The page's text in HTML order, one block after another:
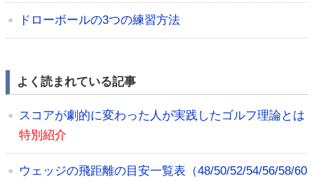
ドローボールの3つの練習方法
よく読まれている記事
スコアが劇的に変わった人が実践したゴルフ理論とは
特別紹介
ウェッジの飛距離の目安一覧表（48/50/52/54/56/58/60